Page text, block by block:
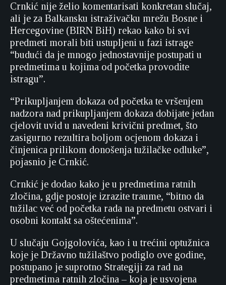
Crnkić nije želio komentarisati konkretan slučaj,
ali je za Balkansku istraživačku mrežu Bosne i
Hercegovine (BIRN BiH) rekao kako bi svi
predmeti morali biti ustupljeni u fazi istrage
“budući da je mnogo jednostavnije postupati u
predmetima u kojima od početka provodite
istragu”.
“Prikupljanjem dokaza od početka te vršenjem
nadzora nad prikupljanjem dokaza dobijate jedan
cjelovit uvid u navedeni krivični predmet, što
zasigurno rezultira boljom ocjenom dokaza i
činjenica prilikom donošenja tužilačke odluke”,
pojasnio je Crnkić.
Crnkić je dodao kako je u predmetima ratnih
zločina, gdje postoje izrazite traume, “bitno da
tužilac već od početka rada na predmetu ostvari i
osobni kontakt sa oštećenima”.
U slučaju Gojgolovića, kao i u trećini optužnica
koje je Državno tužilaštvo podiglo ove godine,
postupano je suprotno Strategiji za rad na
predmetima ratnih zločina – koja je usvojena